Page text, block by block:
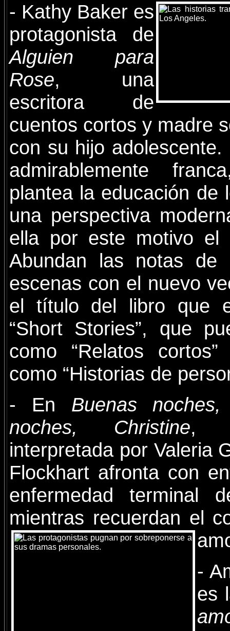
- Kathy Baker es
protagonista de
Alguien para
Rose, una
escritora de
cuentos cortos y madre
con su hijo
admirablemente
plantea la educación de
una perspectiva
ella por este motivo el
Abundan las notas de
escenas con el nuevo
el título del libro que
“Short Stories”, que
como “Relatos
como “Historias de
- En Buenas
noches, Christine,
interpretada por Valeria
Flockhart afronta con
enfermedad terminal
mientras recuerdan el
-
es